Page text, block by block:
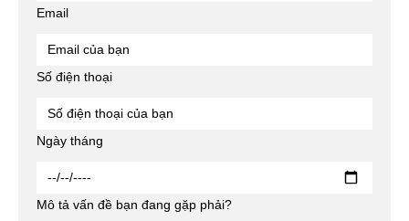
Email
Số điện thoại
Ngày tháng
Mô tả vấn đề bạn đang gặp phải?